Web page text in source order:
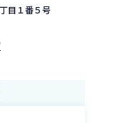
目１番５号